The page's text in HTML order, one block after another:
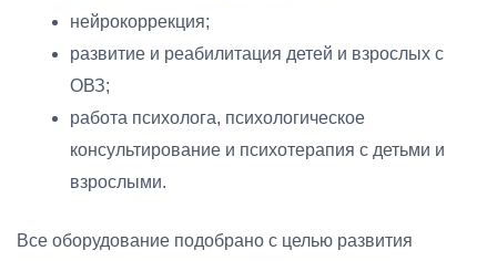
нейрокоррекция;
развитие и реабилитация детей и взрослых с
ОВЗ;
работа психолога, психологическое
консультирование и психотерапия с детьми и
взрослыми.
Все оборудование подобрано c целью развития